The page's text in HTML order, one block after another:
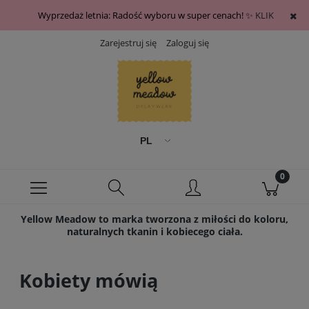
Wyprzedaż letnia: Radość wyboru w super cenach! ✨ KLIK
Zarejestruj się Zaloguj się
Yellow Meadow to marka tworzona z miłości do koloru,
naturalnych tkanin i kobiecego ciała.
Kobiety mówią